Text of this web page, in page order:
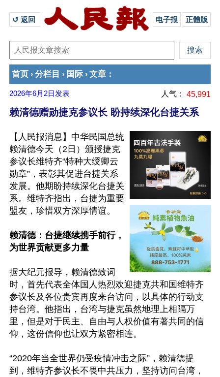
↺ 返回 电子报 正體版
首页 › 分栏目 › 国际 › 文章 ：
2026年6月2日 发表 人气： 45,991
赖清德赠勋捷克参议长 盼持续深化台捷关系
【人民报消息】中华民国总统
赖清德今天（2日）颁授捷克
参议长维特齐“特种大绶卿云
勋章”，表彰其促进台捷关系
发展。他期盼持续深化台捷关
系。维特齐指出，台捷为重要
盟友，珍惜双方深厚情谊。
赖清德：台捷继续携手前行，
为世界贡献更多力量
据大纪元报导，赖清德致词
时，首先代表全体国人热烈欢迎捷克共和国维特齐
参议长及各位贵宾再度来台访问，以具体的行动支
持台湾。他指出，台湾与捷克虽然地理上相隔万
里，但是对于民主、自由与人权价值有著共同的信
仰，这份信仰也让双方紧密相连。
“2020年当全世界仍受疫情冲击之际”，赖清德提
到，维特齐参议长不畏中共压力，坚持访问台湾，